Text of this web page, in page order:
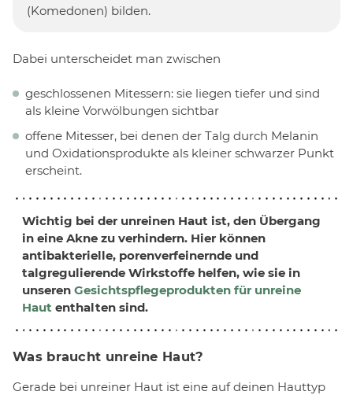
(Komedonen) bilden.
Dabei unterscheidet man zwischen
geschlossenen Mitessern: sie liegen tiefer und sind
als kleine Vorwölbungen sichtbar
offene Mitesser, bei denen der Talg durch Melanin
und Oxidationsprodukte als kleiner schwarzer Punkt
erscheint.
Wichtig bei der unreinen Haut ist, den Übergang
in eine Akne zu verhindern. Hier können
antibakterielle, porenverfeinernde und
talgregulierende Wirkstoffe helfen, wie sie in
unseren Gesichtspflegeprodukten für unreine
Haut enthalten sind.
Was braucht unreine Haut?
Gerade bei unreiner Haut ist eine auf deinen Hauttyp